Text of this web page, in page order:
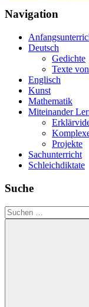
Navigation
Deutsch
Gedichte
Texte
Englisch
Kunst
Mathematik
Miteinander
Projekte
Sachunterricht
Schleichdiktate
Suche
Suchen
nach: